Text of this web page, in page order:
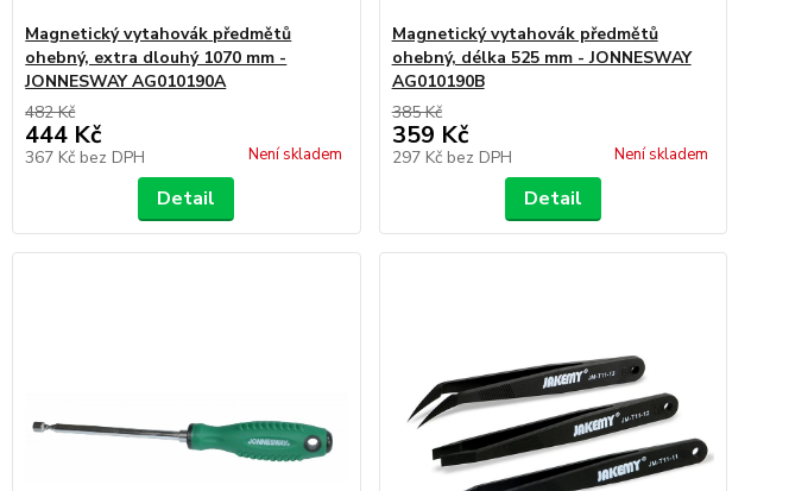
Magnetický vytahovák předmětů
ohebný, extra dlouhý 1070 mm -
JONNESWAY AG010190A
482 Kč
444 Kč
367 Kč bez DPH Není skladem
Detail
Magnetický vytahovák předmětů
ohebný, délka 525 mm - JONNESWAY
AG010190B
385 Kč
359 Kč
297 Kč bez DPH Není skladem
Detail